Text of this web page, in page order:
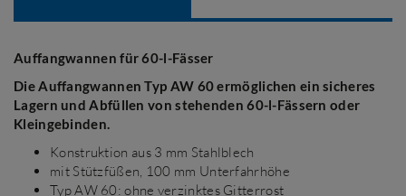
Auffangwannen für 60-l-Fässer
Die Auffangwannen Typ AW 60 ermöglichen ein sicheres
Lagern und Abfüllen von stehenden 60-l-Fässern oder
Kleingebinden.
Konstruktion aus 3 mm Stahlblech
mit Stützfüßen, 100 mm Unterfahrhöhe
Typ AW 60: ohne verzinktes Gitterrost